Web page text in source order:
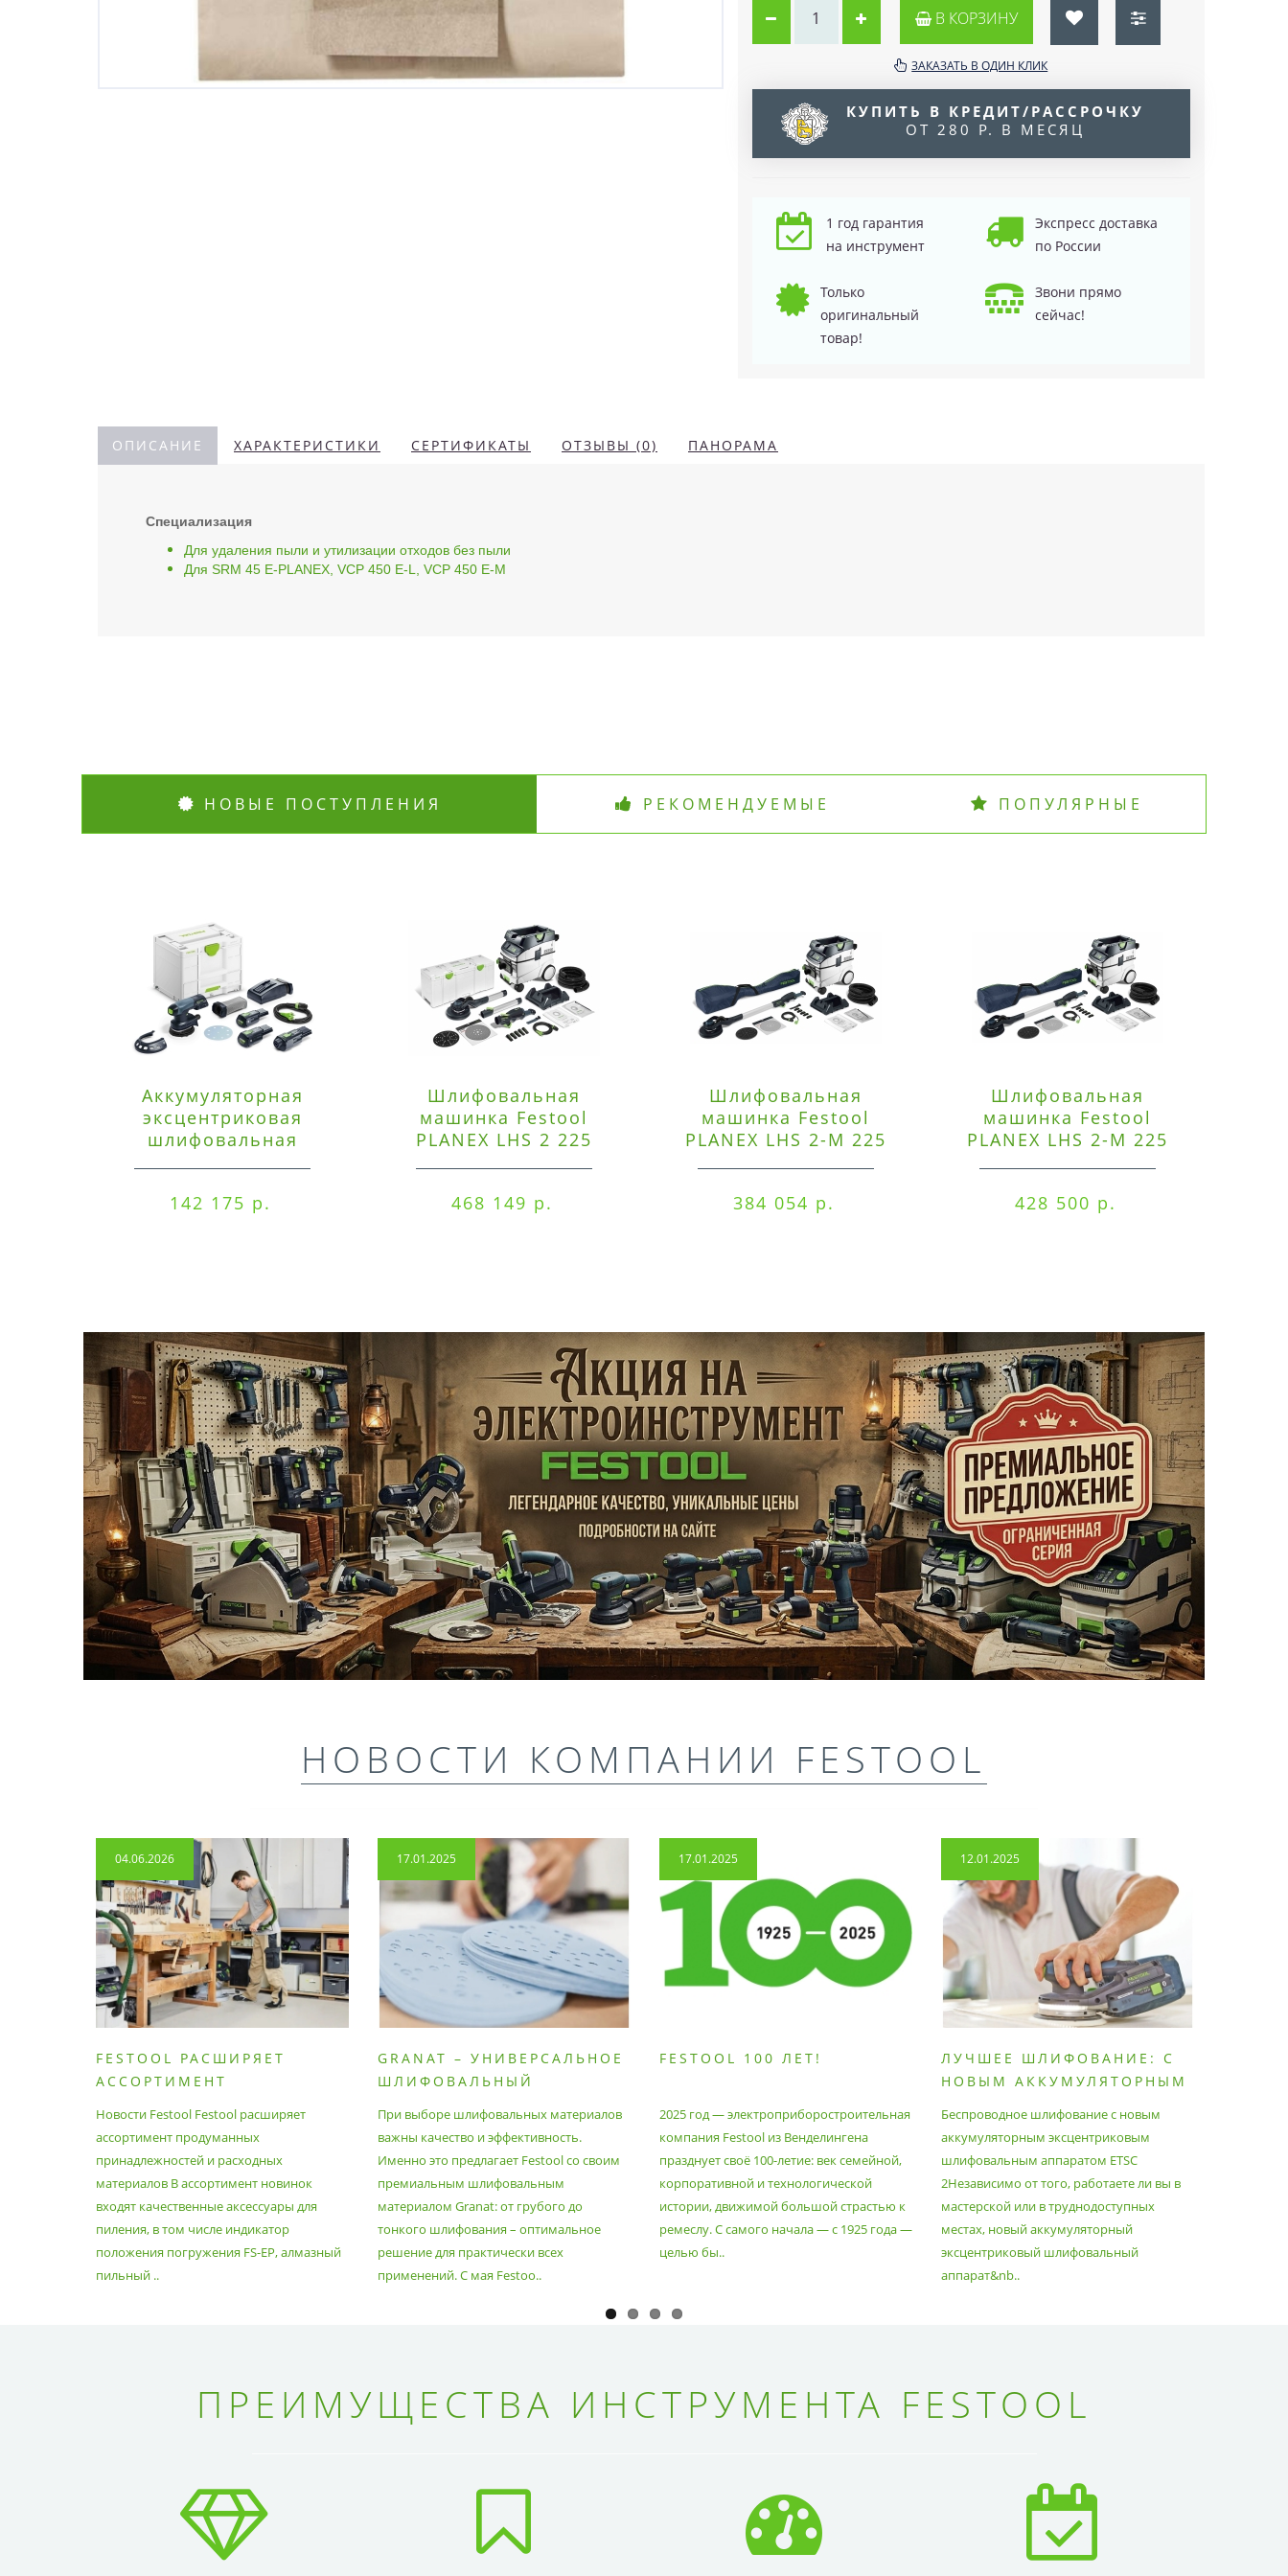
В КОРЗИНУ
ЗАКАЗАТЬ В ОДИН КЛИК
КУПИТЬ В КРЕДИТ/РАССРОЧКУ
ОТ 280 Р. В МЕСЯЦ
1 год гарантия
на инструмент
Экспресс доставка
по России
Только
оригинальный
товар!
Звони прямо
сейчас!
ОПИСАНИЕ ХАРАКТЕРИСТИКИ СЕРТИФИКАТЫ ОТЗЫВЫ (0) ПАНОРАМА
Специализация
Для удаления пыли и утилизации отходов без пыли
Для SRM 45 E-PLANEX, VCP 450 E-L, VCP 450 E-M
НОВЫЕ ПОСТУПЛЕНИЯ РЕКОМЕНДУЕМЫЕ ПОПУЛЯРНЫЕ
Аккумуляторная
эксцентриковая
шлифовальная
142 175 р.
Шлифовальная
машинка Festool
PLANEX LHS 2 225
468 149 р.
Шлифовальная
машинка Festool
PLANEX LHS 2-M 225
384 054 р.
Шлифовальная
машинка Festool
PLANEX LHS 2-M 225
428 500 р.
НОВОСТИ КОМПАНИИ FESTOOL
04.06.2026
FESTOOL РАСШИРЯЕТ
АССОРТИМЕНТ
ПРИНАДЛЕЖНОСТЕЙ И
РАСХОДНЫХ МАТЕРИАЛОВ
Новости Festool Festool расширяет
ассортимент продуманных
принадлежностей и расходных
материалов В ассортимент новинок
входят качественные аксессуары для
пиления, в том числе индикатор
положения погружения FS-EP, алмазный
пильный ..
17.01.2025
GRANAT – УНИВЕРСАЛЬНОЕ
ШЛИФОВАЛЬНЫЙ
При выборе шлифовальных материалов
важны качество и эффективность.
Именно это предлагает Festool со своим
премиальным шлифовальным
материалом Granat: от грубого до
тонкого шлифования – оптимальное
решение для практически всех
применений. С мая Festoo..
17.01.2025
FESTOOL 100 ЛЕТ!
2025 год — электроприборостроительная
компания Festool из Венделингена
празднует своё 100-летие: век семейной,
корпоративной и технологической
истории, движимой большой страстью к
ремеслу. С самого начала — с 1925 года —
целью бы..
12.01.2025
ЛУЧШЕЕ ШЛИФОВАНИЕ: С
НОВЫМ АККУМУЛЯТОРНЫМ
АППАРАТОМ ETSC2
Беспроводное шлифование с новым
аккумуляторным эксцентриковым
шлифовальным аппаратом ETSC
2Независимо от того, работаете ли вы в
мастерской или в труднодоступных
местах, новый аккумуляторный
эксцентриковый шлифовальный
аппарат&nb..
ПРЕИМУЩЕСТВА ИНСТРУМЕНТА FESTOOL